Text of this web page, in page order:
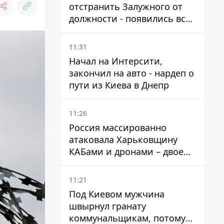
отстранить Залужного от
должности - появились все
признаки
11:31
Начал на Интерсити,
закончил на авто - нардеп о
пути из Киева в Днепр
11:26
Россия массированно
атаковала Харьковщину
КАБами и дронами – двое
погибших и 19 раненых
11:21
Под Киевом мужчина
швырнул гранату
коммунальщикам, потому